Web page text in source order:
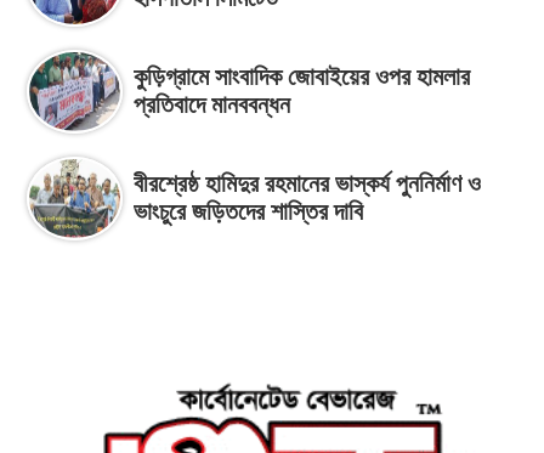
কুড়িগ্রামে সাংবাদিক জোবাইয়ের ওপর হামলার
প্রতিবাদে মানববন্ধন
বীরশ্রেষ্ঠ হামিদুর রহমানের ভাস্কর্য পুননির্মাণ ও
ভাংচুরে জড়িতদের শাস্তির দাবি